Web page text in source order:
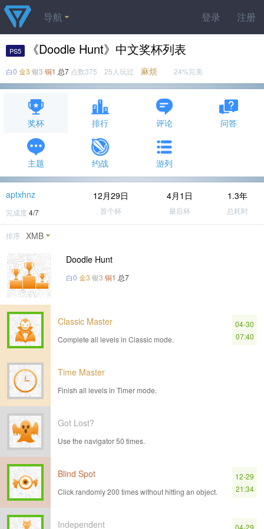
登录 注册
导航
PS5 《Doodle Hunt》中文奖杯列表
白0 金3 银3 铜1 总7 点数375 25人玩过 麻烦 24%完美
奖杯 排行 评论 问答
主题 约战 游列
aptxhnz
完成度 4/7
12月29日
首个杯
4月1日
最后杯
1.3年
总耗时
排序 XMB
Doodle Hunt
白0 金3 银3 铜1 总7
Classic Master
Complete all levels in Classic mode.
04-30
07:40
Time Master
Finish all levels in Timer mode.
Got Lost?
Use the navigator 50 times.
Blind Spot
Click randomly 200 times without hitting an object.
12-29
21:34
Independent 04-29